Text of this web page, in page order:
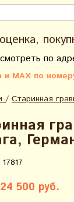
по
и MAX по
/ Старинная
500 руб.